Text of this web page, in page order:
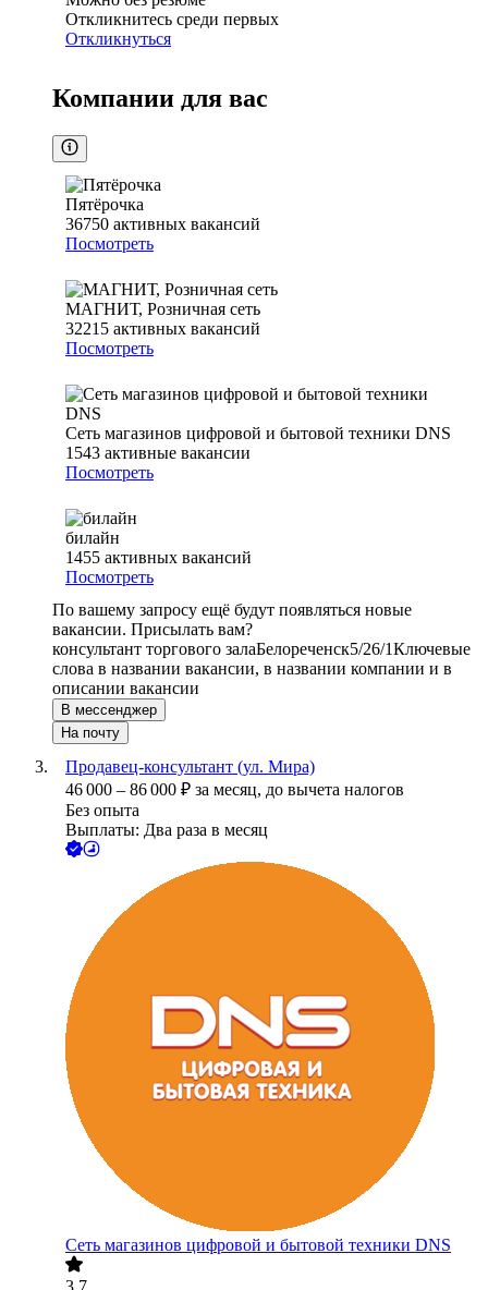
Откликнитесь среди первых
Откликнуться
Компании для вас
Пятёрочка
36750 активных вакансий
Посмотреть
МАГНИТ, Розничная сеть
32215 активных вакансий
Посмотреть
Сеть магазинов цифровой и бытовой техники DNS
1543 активные вакансии
Посмотреть
билайн
1455 активных вакансий
Посмотреть
По вашему запросу ещё будут появляться новые
вакансии. Присылать вам?
консультант торгового залаБелореченск5/26/1Ключевые
слова в названии вакансии, в названии компании и в
описании вакансии
В мессенджер
На почту
Продавец-консультант (ул. Мира)
46 000 – 86 000 ₽ за месяц, до вычета налогов
Без опыта
Выплаты: Два раза в месяц
Сеть магазинов цифровой и бытовой техники DNS